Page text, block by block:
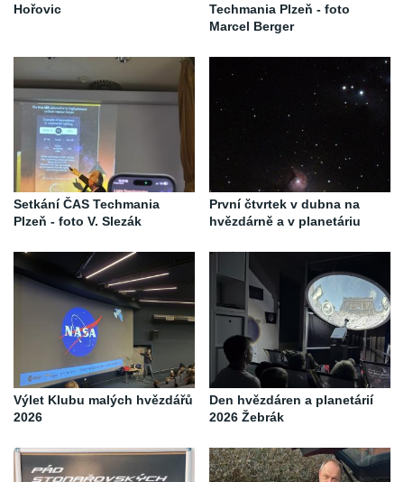
Hořovic
Techmania Plzeň - foto
Marcel Berger
Setkání ČAS Techmania
Plzeň - foto V. Slezák
První čtvrtek v dubna na
hvězdárně a v planetáriu
Výlet Klubu malých hvězdářů
2026
Den hvězdáren a planetárií
2026 Žebrák